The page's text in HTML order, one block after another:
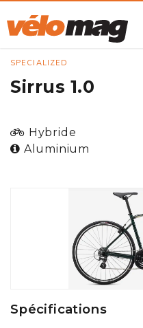
SPECIALIZED
Sirrus 1.0
Hybride
Aluminium
Spécifications